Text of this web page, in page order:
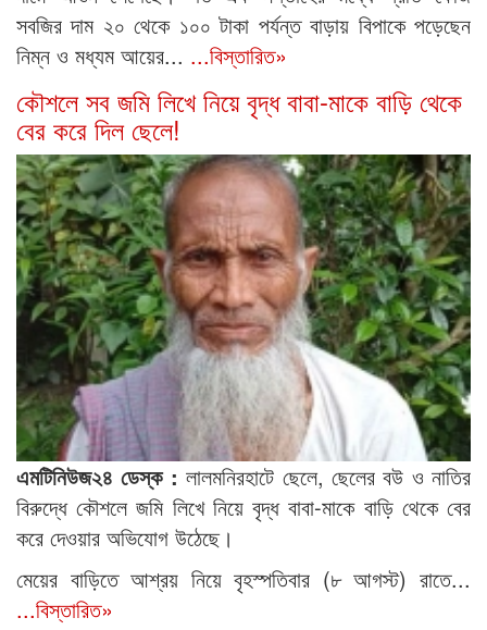
সবজির দাম ২০ থেকে ১০০ টাকা পর্যন্ত বাড়ায় বিপাকে পড়েছেন
নিম্ন ও মধ্যম আয়ের... ...বিস্তারিত»
কৌশলে সব জমি লিখে নিয়ে বৃদ্ধ বাবা-মাকে বাড়ি থেকে
বের করে দিল ছেলে!
এমটিনিউজ২৪ ডেস্ক : লালমনিরহাটে ছেলে, ছেলের বউ ও নাতির
বিরুদ্ধে কৌশলে জমি লিখে নিয়ে বৃদ্ধ বাবা-মাকে বাড়ি থেকে বের
করে দেওয়ার অভিযোগ উঠেছে।
মেয়ের বাড়িতে আশ্রয় নিয়ে বৃহস্পতিবার (৮ আগস্ট) রাতে...
...বিস্তারিত»